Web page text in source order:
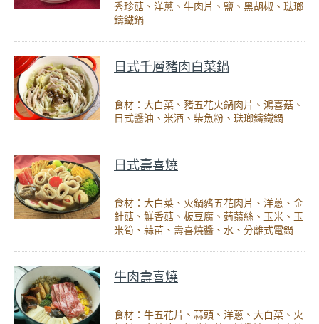
秀珍菇、洋蔥、牛肉片、鹽、黑胡椒、琺瑯
鑄鐵鍋
日式千層豬肉白菜鍋
食材：大白菜、豬五花火鍋肉片、鴻喜菇、
日式醬油、米酒、柴魚粉、琺瑯鑄鐵鍋
日式壽喜燒
食材：大白菜、火鍋豬五花肉片、洋蔥、金
針菇、鮮香菇、板豆腐、蒟蒻絲、玉米、玉
米筍、蒜苗、壽喜燒醬、水、分離式電鍋
牛肉壽喜燒
食材：牛五花片、蒜頭、洋蔥、大白菜、火